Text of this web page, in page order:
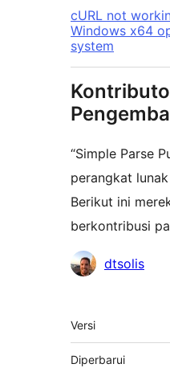
cURL not
Windows x64
system
“Simple Parse
perangkat
Berikut ini
berkontribusi
Kontributor
dtsolis
Meta
Versi
Diperbarui